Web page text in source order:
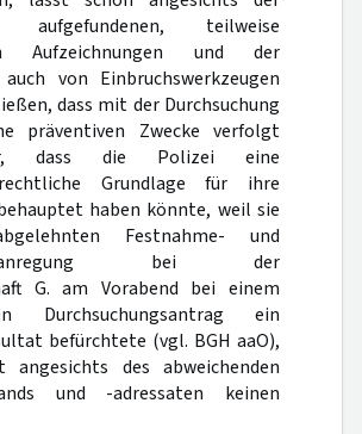
teilweise
Aufzeichnungen und der
von Einbruchswerkzeugen
dass mit der Durchsuchung
präventiven Zwecke verfolgt
dass die Polizei eine
Grundlage für ihre
haben könnte, weil sie
Festnahme- und
bei der
G. am Vorabend bei einem
Durchsuchungsantrag ein
befürchtete (vgl. BGH aaO),
des abweichenden
und -adressaten keinen